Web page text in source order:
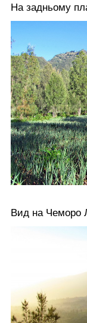
На задньому
Вид на Чеморо